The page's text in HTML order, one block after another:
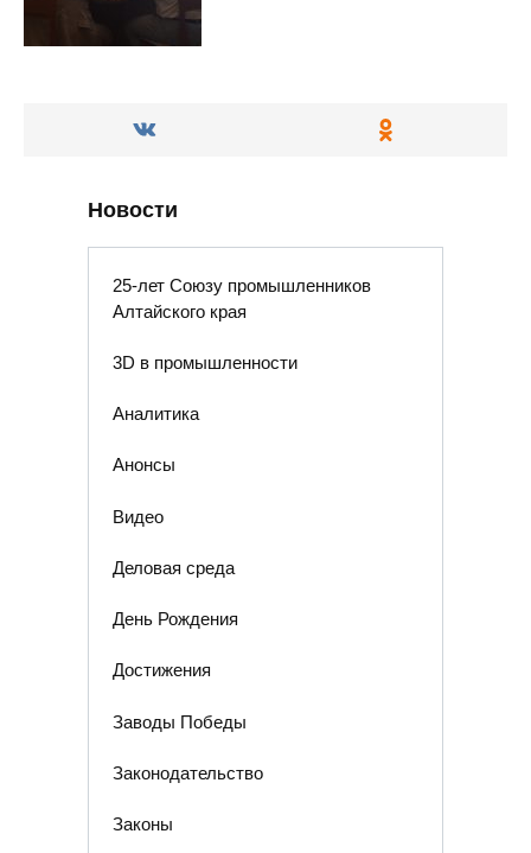
Новости
25-лет Союзу промышленников
Алтайского края
3D в промышленности
Аналитика
Анонсы
Видео
Деловая среда
День Рождения
Достижения
Заводы Победы
Законодательство
Законы